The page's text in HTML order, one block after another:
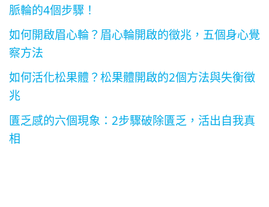
脈輪的4個步驟！
如何開啟眉心輪？眉心輪開啟的徵兆，五個身心覺
察方法
如何活化松果體？松果體開啟的2個方法與失衡徵
兆
匱乏感的六個現象：2步驟破除匱乏，活出自我真
相